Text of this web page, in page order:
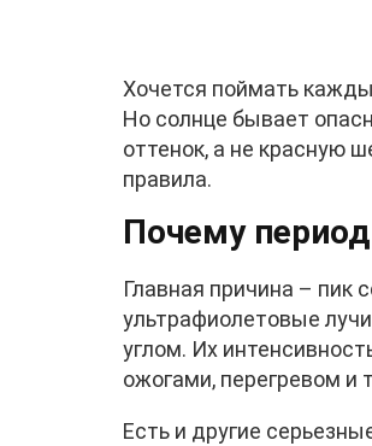
Хочется поймать
Но солнце бывает
оттенок, а не красную
правила.
Почему
Главная причина – пик
ультрафиолетовые
углом. Их
ожогами, перегревом и
Есть и другие